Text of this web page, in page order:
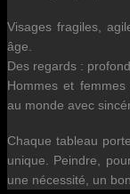
Visages fragiles,
âge.
Des regards :
Hommes et
au monde avec
Chaque tableau
unique. Peindre,
une nécessité, un